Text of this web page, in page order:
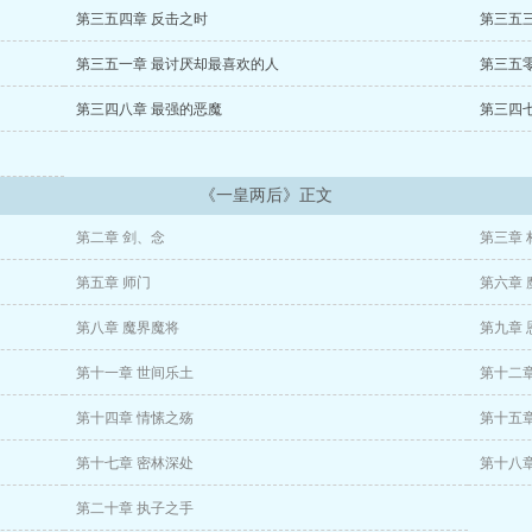
第三五四章 反击之时 第三五
第三五一章 最讨厌却最喜欢的人 第三五
第三四八章 最强的恶魔 第三四
《一皇两后》正文
第二章 剑、念 第三章
第五章 师门 第六章
第八章 魔界魔将 第九章
第十一章 世间乐土 第十二
第十四章 情愫之殇 第十五
第十七章 密林深处 第十八
第二十章 执子之手